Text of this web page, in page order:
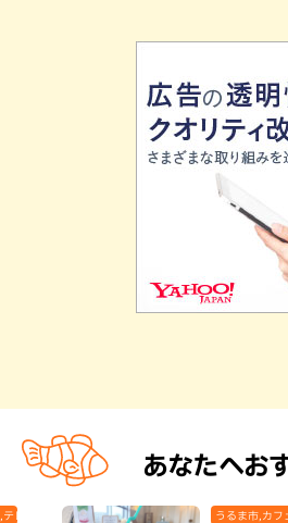
あなたへお
レビ,ホテル,地域,本島南部,那覇市 うるま市,カフ